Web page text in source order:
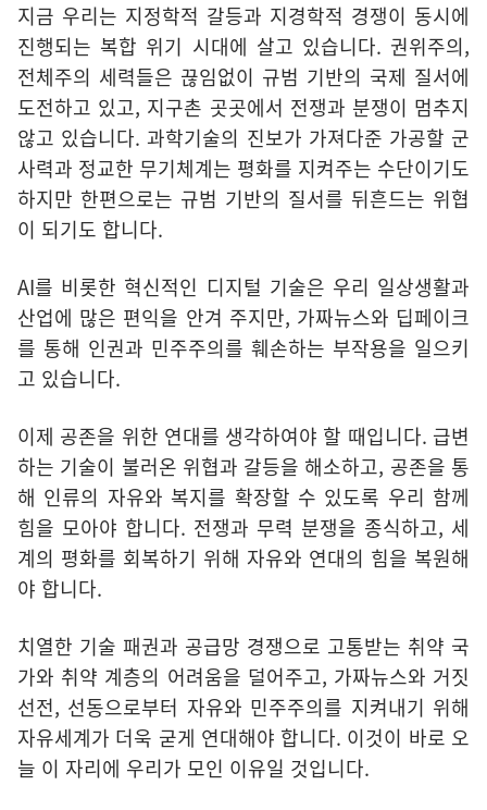
지금 우리는 지정학적 갈등과 지경학적 경쟁이 동시에
진행되는 복합 위기 시대에 살고 있습니다. 권위주의,
전체주의 세력들은 끊임없이 규범 기반의 국제 질서에
도전하고 있고, 지구촌 곳곳에서 전쟁과 분쟁이 멈추지
않고 있습니다. 과학기술의 진보가 가져다준 가공할 군
사력과 정교한 무기체계는 평화를 지켜주는 수단이기도
하지만 한편으로는 규범 기반의 질서를 뒤흔드는 위협
이 되기도 합니다.
AI를 비롯한 혁신적인 디지털 기술은 우리 일상생활과
산업에 많은 편익을 안겨 주지만, 가짜뉴스와 딥페이크
를 통해 인권과 민주주의를 훼손하는 부작용을 일으키
고 있습니다.
이제 공존을 위한 연대를 생각하여야 할 때입니다. 급변
하는 기술이 불러온 위협과 갈등을 해소하고, 공존을 통
해 인류의 자유와 복지를 확장할 수 있도록 우리 함께
힘을 모아야 합니다. 전쟁과 무력 분쟁을 종식하고, 세
계의 평화를 회복하기 위해 자유와 연대의 힘을 복원해
야 합니다.
치열한 기술 패권과 공급망 경쟁으로 고통받는 취약 국
가와 취약 계층의 어려움을 덜어주고, 가짜뉴스와 거짓
선전, 선동으로부터 자유와 민주주의를 지켜내기 위해
자유세계가 더욱 굳게 연대해야 합니다. 이것이 바로 오
늘 이 자리에 우리가 모인 이유일 것입니다.